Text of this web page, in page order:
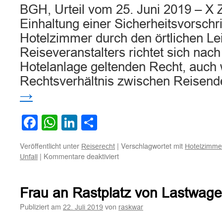
BGH, Urteil vom 25. Juni 2019 – X
Einhaltung einer
Hotelzimmer durch den örtlichen
Reiseveranstalters richtet sich
Hotelanlage geltenden Recht, auch
Rechtsverhältnis zwischen
→
Facebook
WhatsApp
LinkedIn
Veröffentlicht unter Reiserecht | Verschlagwortet mit
Unfall | Kommentare deaktiviertfür
des
Reiseveranstalters
bei
Frau an Rastplatz von
Publiziert am 22. Juli 2019 von raskwar